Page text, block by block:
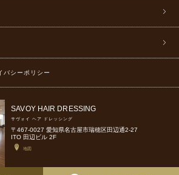
バシーポリシー
SAVOY HAIR DRESSING
サヴォイ ヘア ドレッシング
〒467-0027 愛知県名古屋市瑞穂区田辺通2-27
ITO 田辺ビル 2F
地図